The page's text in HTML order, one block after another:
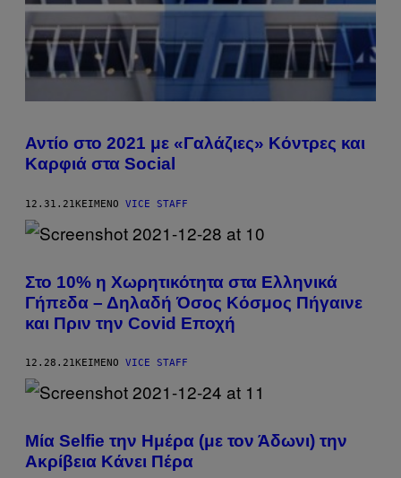
Αντίο στο 2021 με «Γαλάζιες» Κόντρες και
Καρφιά στα Social
12.31.21ΚΕΊΜΕΝΟ VICE STAFF
Στο 10% η Χωρητικότητα στα Ελληνικά
Γήπεδα – Δηλαδή Όσος Κόσμος Πήγαινε
και Πριν την Covid Εποχή
12.28.21 ΚΕΊΜΕΝΟ VICE STAFF
Μία Selfie την Ημέρα (με τον Άδωνι) την
Ακρίβεια Κάνει Πέρα